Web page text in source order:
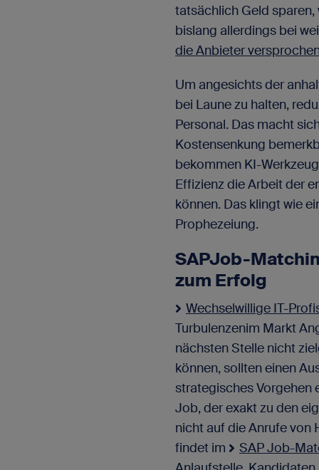
tatsächlich Geld
bislang allerdings bei
die Anbieter
Um angesichts der
bei Laune zu halten,
Personal. Das macht
Kostensenkung
bekommen KI-
Effizienz die Arbeit der
können. Das klingt wie
Prophezeiung.
SAPJob-
zum Erfolg
Wechselwillige IT-
Turbulenzenim Markt
nächsten Stelle nicht
können, sollten einen
strategisches Vorgehen
Job, der exakt zu den
nicht auf die Anrufe von
findet im
SAP Job-